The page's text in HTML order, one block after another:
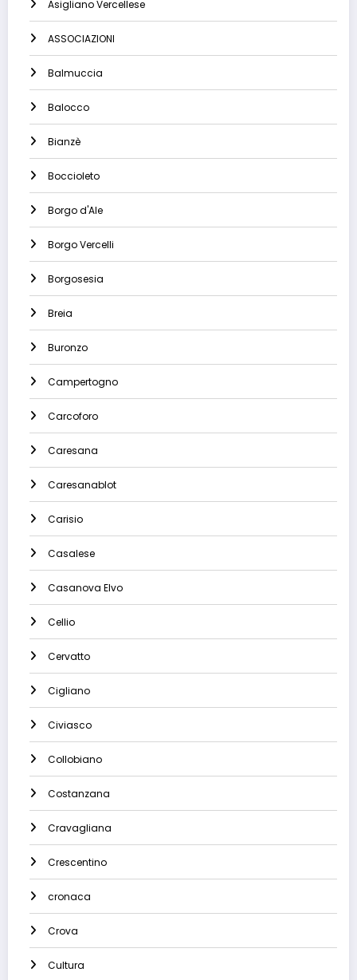
Asigliano Vercellese
ASSOCIAZIONI
Balmuccia
Balocco
Bianzè
Boccioleto
Borgo d'Ale
Borgo Vercelli
Borgosesia
Breia
Buronzo
Campertogno
Carcoforo
Caresana
Caresanablot
Carisio
Casalese
Casanova Elvo
Cellio
Cervatto
Cigliano
Civiasco
Collobiano
Costanzana
Cravagliana
Crescentino
cronaca
Crova
Cultura